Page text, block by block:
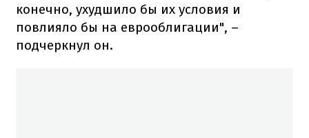
конечно, ухудшило бы их условия и
повлияло бы на еврооблигации", –
подчеркнул он.